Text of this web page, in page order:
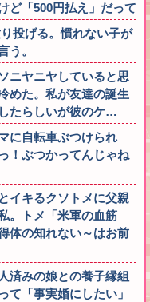
ど「500円払え」だって
投げる。慣れない子が
う。
ニヤニヤしていると思
めた。私が友達の誕生
たらしいが彼のケ…
に自転車ぶつけられ
！ぶつかってんじゃね
イキるクソトメに父親
。トメ「米軍の血筋
体の知れない～はお前
済みの娘との養子縁組
て「事実婚にしたい」